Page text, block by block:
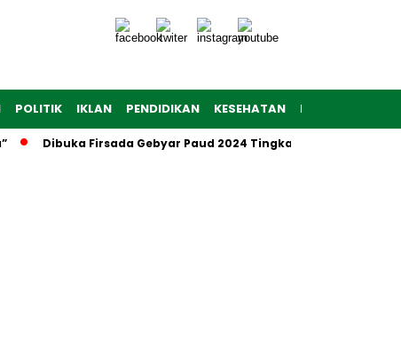
POLITIK IKLAN PENDIDIKAN KESEHATAN RAGAM
Dibuka Firsada Gebyar Paud 2024 Tingkat Kabupaten